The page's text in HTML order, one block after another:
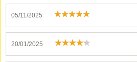
05/11/2025
20/01/2025